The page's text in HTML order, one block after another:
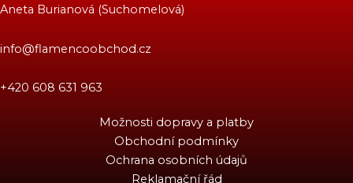
Aneta Burianová (Suchomelová)
info@flamencoobchod.cz
+420 608 631 963
Možnosti dopravy a platby
Obchodní podmínky
Ochrana osobních údajů
Reklamační řád